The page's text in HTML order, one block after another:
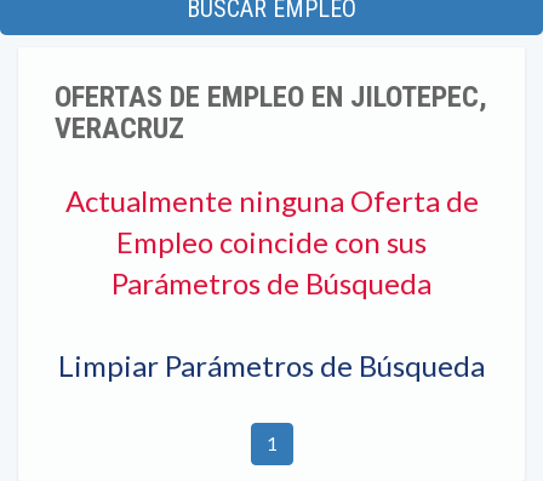
BUSCAR EMPLEO
OFERTAS DE EMPLEO EN JILOTEPEC,
VERACRUZ
Actualmente ninguna Oferta de
Empleo coincide con sus
Parámetros de Búsqueda
Limpiar Parámetros de Búsqueda
1